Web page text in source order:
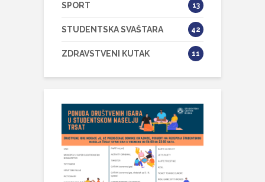
SPORT 13
STUDENTSKA SVAŠTARA 42
ZDRAVSTVENI KUTAK 11